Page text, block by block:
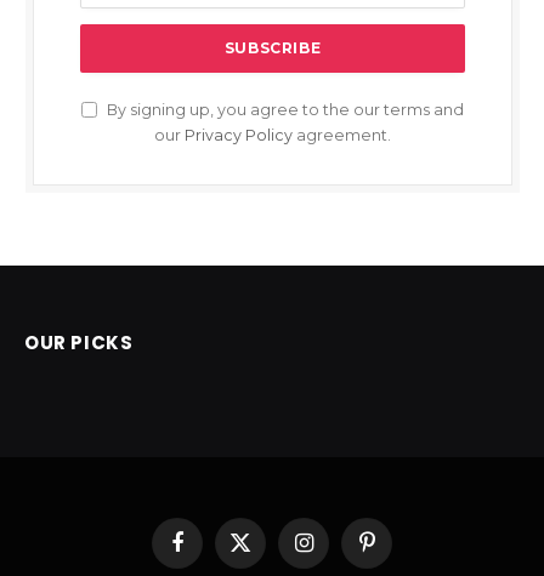
By signing up, you agree to the our terms and
our Privacy Policy agreement.
OUR PICKS
Facebook
X
InstagramPinterest